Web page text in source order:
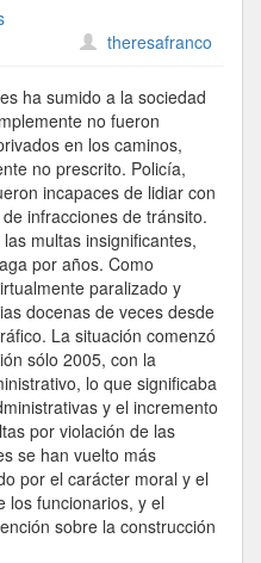
Reclamó
El
theresafranco
ha sumido a la sociedad
no fueron
en los caminos,
no prescrito. Policía,
incapaces de lidiar con
infracciones de tránsito.
multas insignificantes,
por años. Como
paralizado y
docenas de veces desde
La situación comenzó
sólo 2005, con la
lo que significaba
y el incremento
por violación de las
se han vuelto más
por el carácter moral y el
los funcionarios, y el
sobre la construcción